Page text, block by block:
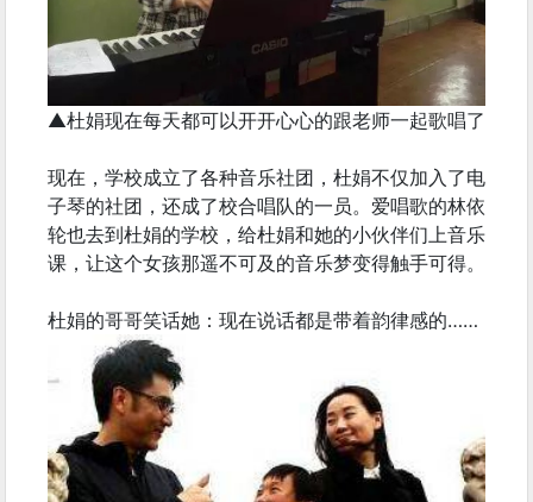
▲杜娟现在每天都可以开开心心的跟老师一起歌唱了
现在，学校成立了各种音乐社团，杜娟不仅加入了电
子琴的社团，还成了校合唱队的一员。爱唱歌的林依
轮也去到杜娟的学校，给杜娟和她的小伙伴们上音乐
课，让这个女孩那遥不可及的音乐梦变得触手可得。
杜娟的哥哥笑话她：现在说话都是带着韵律感的……